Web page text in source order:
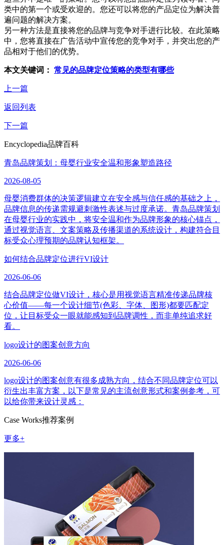
类中的第一个或受欢迎的。您还可以将您的产品定位为解决普
遍问题的解决方案。
另一种方法是直接将您的品牌与竞争对手进行比较。在此策略
中，您将直接在广告活动中宣传您的竞争对手，并突出您的产
品相对于他们的优势。
本文关键词： 常见的品牌定位策略的类型有哪些
上一篇
返回列表
下一篇
Encyclopedia品牌百科
青岛品牌策划：母婴行业安全温和形象塑造路径
2026-08-05
母婴消费群体的决策逻辑建立在安全感与信任感的基础之上，
品牌信息的传递需规避刺激性表述与过度承诺。青岛品牌策划
在母婴行业的实践中，将安全温和作为品牌形象的核心锚点，
通过视觉语言、文案策略及传播渠道的系统设计，构建符合目
标受众心理预期的品牌认知框架。
如何结合品牌定位进行VI设计
2026-06-06
结合品牌定位做VI设计，核心是用视觉语言精准传递品牌核
心价值——每一个设计细节(色彩、字体、图形)都要匹配定
位，让目标受众一眼就能感知到品牌调性，而非单纯追求好
看。
logo设计的图案创意方向
2026-06-06
logo设计的图案创意有很多成熟方向，结合不同品牌定位可以
衍生出丰富方案，以下是常见的主流创意形式和案例参考，可
以给你带来设计灵感：
Case Works推荐案例
更多+